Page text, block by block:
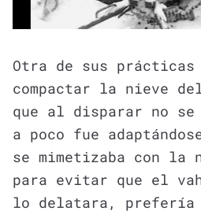
Otra de sus prácticas
compactar la nieve
que al disparar no se
a poco fue
se mimetizaba con la
para evitar que el
lo delatara,